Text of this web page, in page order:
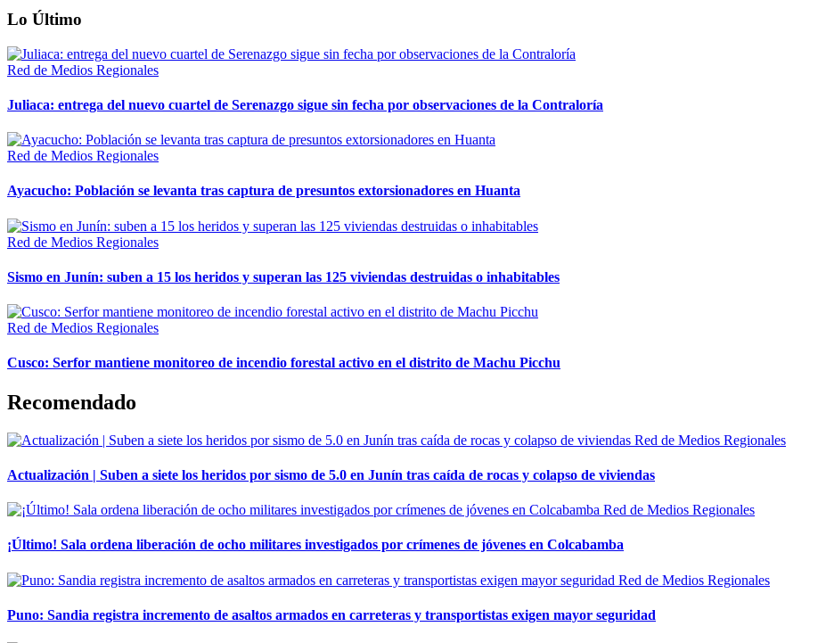
Lo Último
Red de Medios Regionales
Juliaca: entrega del nuevo cuartel de Serenazgo sigue sin fecha por observaciones de la Contraloría
Red de Medios Regionales
Ayacucho: Población se levanta tras captura de presuntos extorsionadores en Huanta
Red de Medios Regionales
Sismo en Junín: suben a 15 los heridos y superan las 125 viviendas destruidas o inhabitables
Red de Medios Regionales
Cusco: Serfor mantiene monitoreo de incendio forestal activo en el distrito de Machu Picchu
Recomendado
Red de Medios Regionales
Actualización | Suben a siete los heridos por sismo de 5.0 en Junín tras caída de rocas y colapso de viviendas
Red de Medios Regionales
¡Último! Sala ordena liberación de ocho militares investigados por crímenes de jóvenes en Colcabamba
Red de Medios Regionales
Puno: Sandia registra incremento de asaltos armados en carreteras y transportistas exigen mayor seguridad